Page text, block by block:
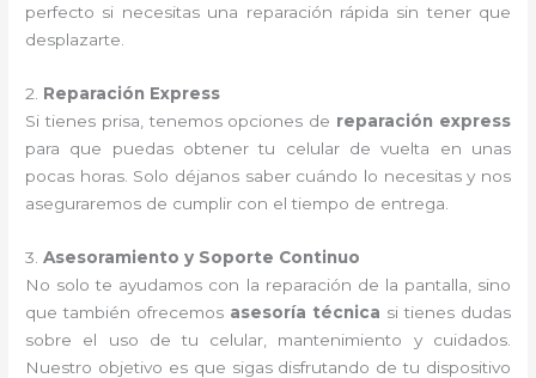
perfecto si necesitas una reparación rápida sin tener que
desplazarte.
2. Reparación Express
Si tienes prisa, tenemos opciones de reparación express
para que puedas obtener tu celular de vuelta en unas
pocas horas. Solo déjanos saber cuándo lo necesitas y nos
aseguraremos de cumplir con el tiempo de entrega.
3.Asesoramiento y Soporte Continuo
No solo te ayudamos con la reparación de la pantalla, sino
que también ofrecemos asesoría técnica si tienes dudas
sobre el uso de tu celular, mantenimiento y cuidados.
Nuestro objetivo es que sigas disfrutando de tu dispositivo